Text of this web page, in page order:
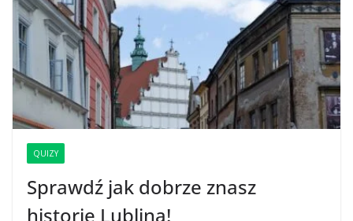
QUIZY
Sprawdź jak dobrze znasz
historię Lublina!